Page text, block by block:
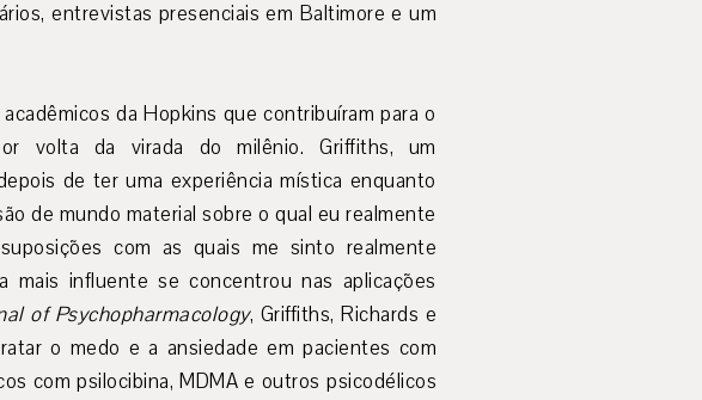
entrevistas presenciais em Baltimore e um
da Hopkins que contribuíram para o
volta da virada do milênio. Griffiths, um
de ter uma experiência mística enquanto
de mundo material sobre o qual eu realmente
com as quais me sinto realmente
mais influente se concentrou nas aplicações
of Psychopharmacology, Griffiths, Richards e
o medo e a ansiedade em pacientes com
com psilocibina, MDMA e outros psicodélicos